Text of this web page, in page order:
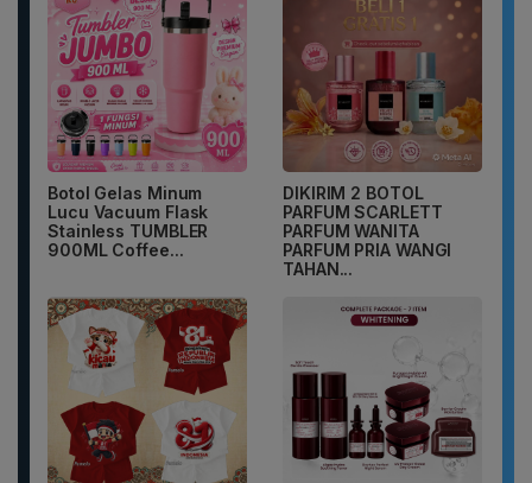
Botol Gelas Minum
Lucu Vacuum Flask
Stainless TUMBLER
900ML Coffee...
DIKIRIM 2 BOTOL
PARFUM SCARLETT
PARFUM WANITA
PARFUM PRIA WANGI
TAHAN...